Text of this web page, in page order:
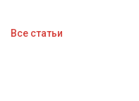
Все статьи